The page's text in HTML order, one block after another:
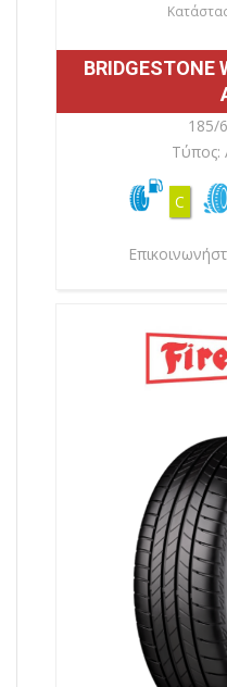
BRIDGESTONE
185/
Τύπος:
C